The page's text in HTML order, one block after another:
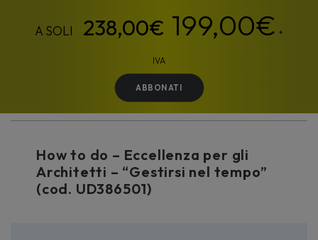
199,00€ +
IVA
ABBONATI
How to do – Eccellenza per gli
Architetti – “Gestirsi nel tempo”
(cod. UD386501)